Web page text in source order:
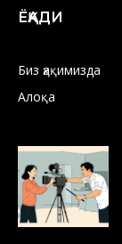
ЁҚАДИ
Биз ҳақимизда
Алоқа